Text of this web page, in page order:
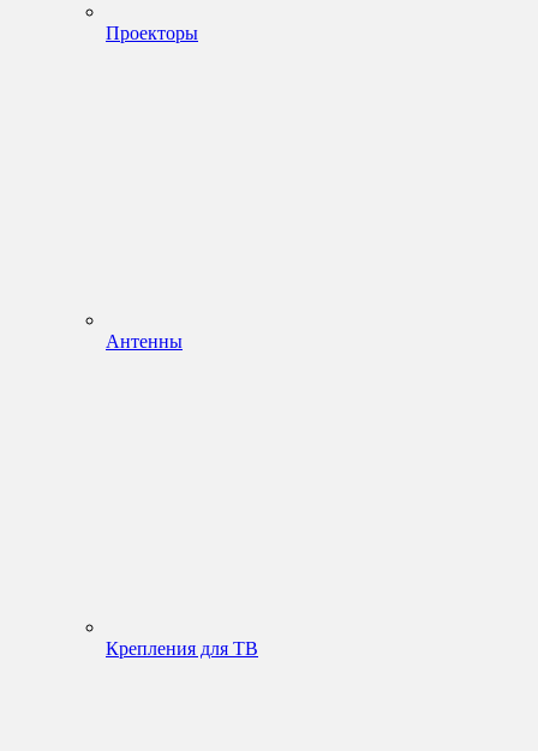
Проекторы
Антенны
Крепления для ТВ